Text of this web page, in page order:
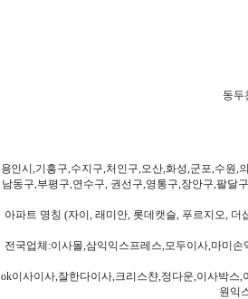
동두
용인시,기흥구,수지구,처인구,오산,화성,군포,수원
남동구,부평구,연수구, 권선구,영통구,장안구,팔달
아파트 명칭 (자이, 래미안, 롯데캣슬, 푸르지오,
전국업체:이사몰,삼익익스프레스,모두이사,마미
ok이사이사,잘한다이사,크리스챤,정다운,이사박스
원익